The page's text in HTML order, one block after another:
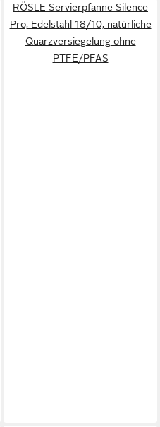
RÖSLE Servierpfanne Silence
Pro, Edelstahl 18/10, natürliche
Quarzversiegelung ohne
PTFE/PFAS